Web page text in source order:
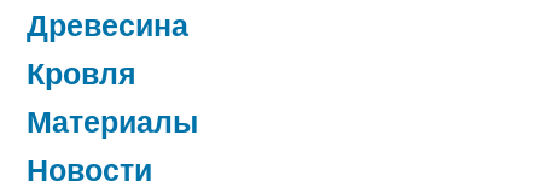
Древесина
Кровля
Материалы
Новости